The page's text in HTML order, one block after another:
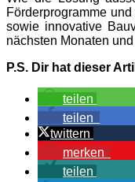
Förderprogramme
sowie innovative
nächsten Monaten
P.S. Dir hat dieser
teilen
teilen
twittern
merken
teilen